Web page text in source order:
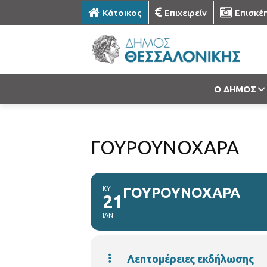
Κάτοικος Επιχειρείν
Ο ΔΗΜΟΣ
ΓΟΥΡΟΥΝΟΧΑΡΑ
ΚΥ
21
ΙΑΝ
ΓΟΥΡΟΥΝΟΧΑΡΑ
Λεπτομέρειες εκδήλωσης